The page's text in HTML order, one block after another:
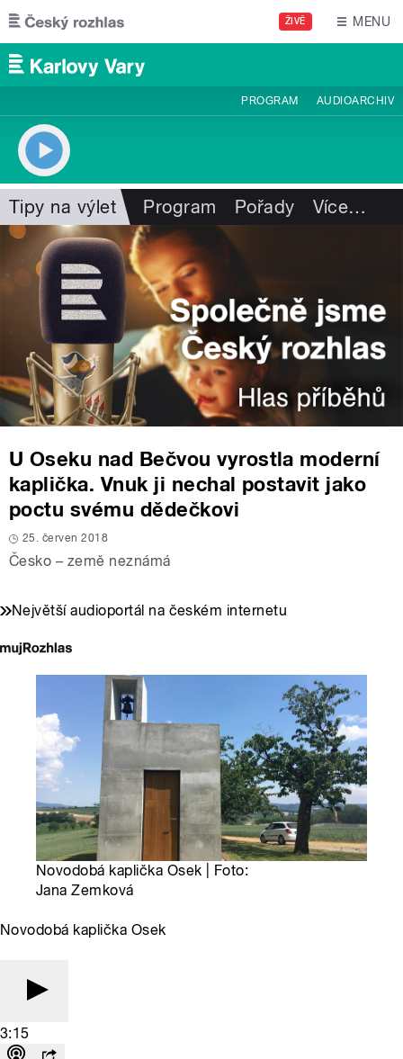
Přejít k hlavnímu obsahu
ŽIVĚ MENU
PROGRAM AUDIOARCHIV
Tipy na výlet Program Pořady Více…
U Oseku nad Bečvou vyrostla moderní
kaplička. Vnuk ji nechal postavit jako
poctu svému dědečkovi
25. červen 2018
Česko – země neznámá
Největší audioportál na českém internetu
Novodobá kaplička Osek | Foto:
Jana Zemková
Novodobá kaplička Osek
3:15